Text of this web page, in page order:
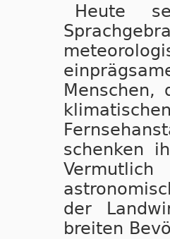
Heute
schenken
der
breiten